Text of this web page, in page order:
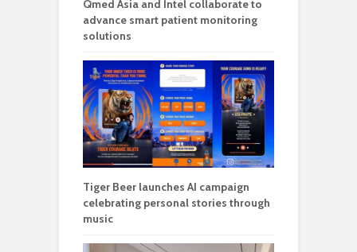
Qmed Asia and Intel collaborate to
advance smart patient monitoring
solutions
Tiger Beer launches AI campaign
celebrating personal stories through
music